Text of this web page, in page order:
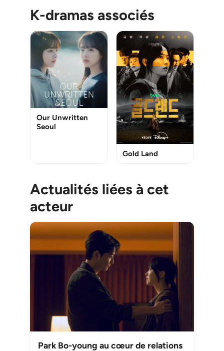
K-dramas associés
Our Unwritten
Seoul
Gold Land
Actualités liées à cet
acteur
Park Bo-young au cœur de relations